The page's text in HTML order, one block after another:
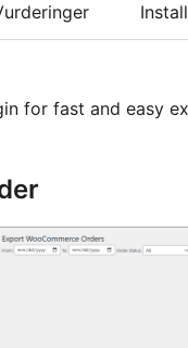
for fast and easy